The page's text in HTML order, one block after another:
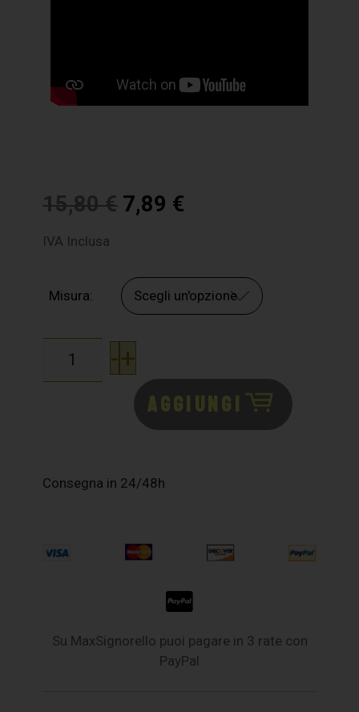
15,80€ 7,89 €
IVA Inclusa
Misura:
-+
AGGIUNGI
Consegna in 24/48h
Su MaxSignorello puoi pagare in 3 rate con
PayPal